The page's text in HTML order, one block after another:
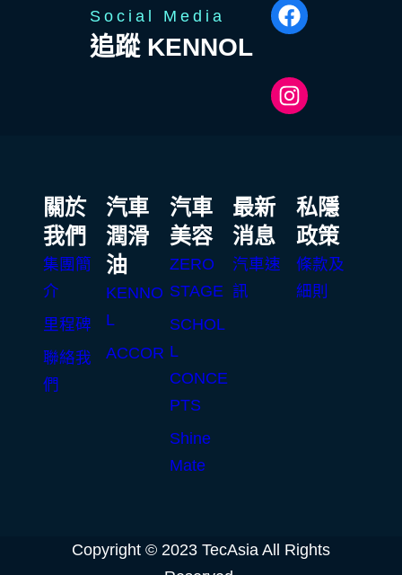
Social Media
追蹤 KENNOL
KENNOL 香港 Facebook 專頁
香港 KENNOL 官方代理 Instagram 專頁
關於
我們
集團簡
介
里程碑
聯絡我
們
汽車
潤滑
油
KENNO
L
ACCOR
汽車
美容
ZERO
STAGE
SCHOL
L
CONCE
PTS
Shine
Mate
最新
消息
汽車速
訊
私隱
政策
條款及
細則
Copyright © 2023 TecAsia All Rights